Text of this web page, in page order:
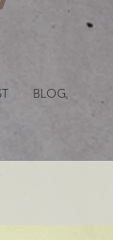
BLOG